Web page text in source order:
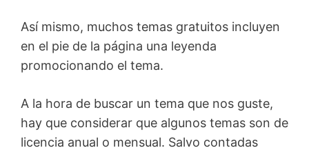
Así mismo, muchos temas gratuitos incluyen
en el pie de la página una leyenda
promocionando el tema.
A la hora de buscar un tema que nos guste,
hay que considerar que algunos temas son de
licencia anual o mensual. Salvo contadas